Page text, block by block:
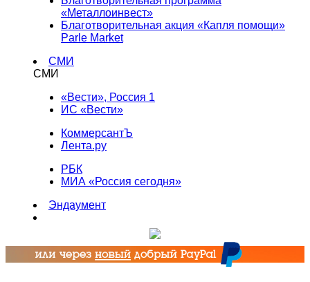
«Металлоинвест»
Благотворительная акция «Капля помощи»
Parle Market
СМИ
СМИ
«Вести», Россия 1
ИС «Вести»
КоммерсантЪ
Лента.ру
РБК
МИА «Россия сегодня»
Эндаумент